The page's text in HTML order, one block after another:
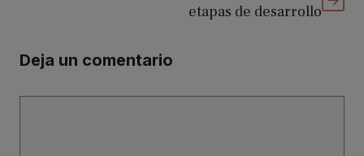
etapas de desarrollo
Deja un comentario